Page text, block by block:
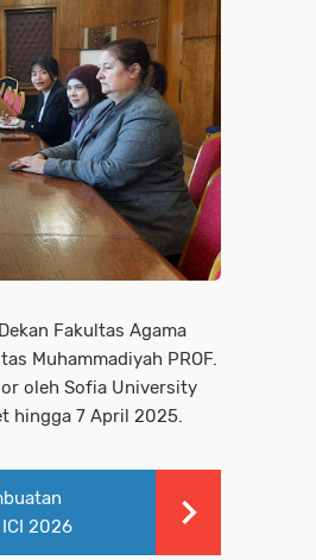
Fakultas Agama
Muhammadiyah PROF.
oleh Sofia University
hingga 7 April 2025.
2026